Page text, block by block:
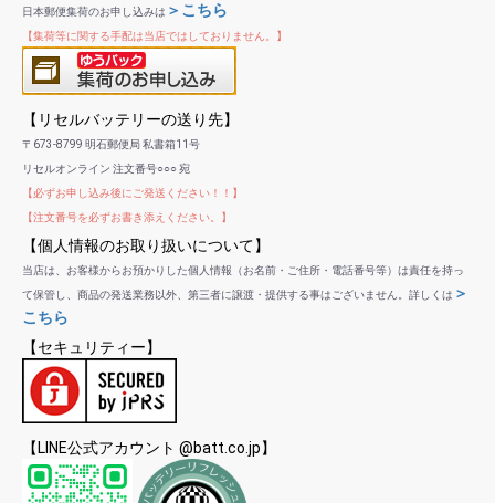
日本郵便集荷のお申し込みは ＞こちら
【集荷等に関する手配は当店ではしておりません。】
【リセルバッテリーの送り先】
〒673-8799 明石郵便局 私書箱11号
リセルオンライン 注文番号○○○ 宛
【必ずお申し込み後にご発送ください！！】
【注文番号を必ずお書き添えください。】
【個人情報のお取り扱いについて】
当店は、お客様からお預かりした個人情報（お名前・ご住所・電話番号等）は責任を持っ
て保管し、商品の発送業務以外、第三者に譲渡・提供する事はございません。詳しくは ＞
こちら
【セキュリティー】
【LINE公式アカウント @batt.co.jp】